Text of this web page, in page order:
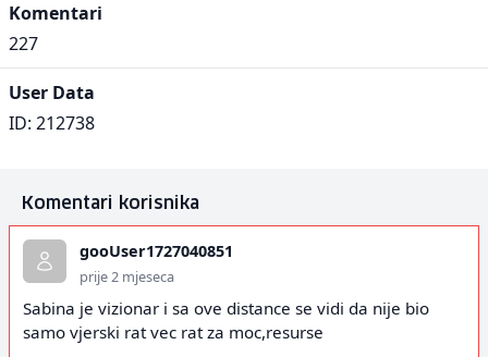
Komentari
227
User Data
ID: 212738
Komentari korisnika
gooUser1727040851
prije 2 mjeseca
Sabina je vizionar i sa ove distance se vidi da nije bio
samo vjerski rat vec rat za moc,resurse